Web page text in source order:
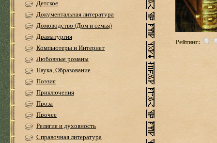
Детское
Документальная литература
Домоводство (Дом и семья)
Драматургия
Компьютеры и Интернет
Любовные романы
Наука, Образование
Поэзия
Приключения
Проза
Прочее
Религия и духовность
Справочная литература
Рейтинг: